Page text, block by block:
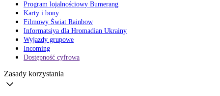
Program lojalnościowy Bumerang
Karty i bony
Filmowy Świat Rainbow
Informatsiya dla Hromadian Ukrainy
Wyjazdy grupowe
Incoming
Dostępność cyfrowa
Zasady korzystania